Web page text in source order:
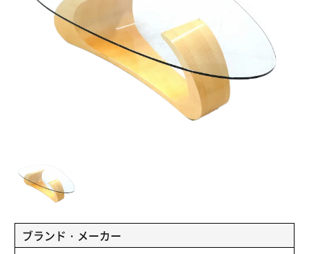
ブランド・メーカー